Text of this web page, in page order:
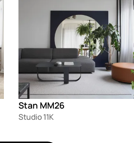
Stan MM26
Studio 11K